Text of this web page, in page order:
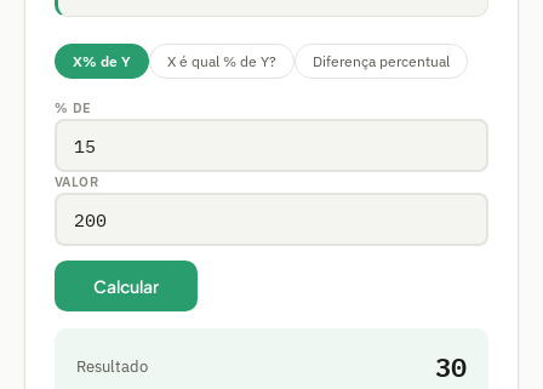
X% de Y X é qual % de Y? Diferença percentual
% DE
VALOR
Calcular
Resultado 30